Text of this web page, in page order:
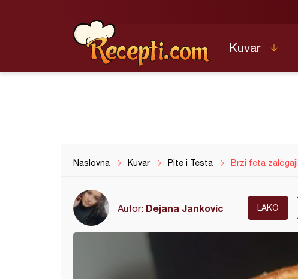
Kuvar
Naslovna Kuvar Pite i Testa Brzi feta zalogaji
Autor: Dejana Jankovic LAKO